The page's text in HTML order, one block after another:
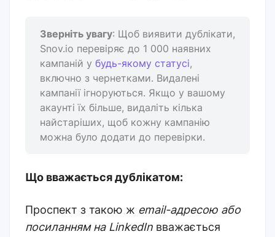
Зверніть увагу: Щоб виявити дублікати,
Snov.io перевіряє до 1 000 наявних
кампаній у будь-якому статусі,
включно з чернетками. Видалені
кампанії ігноруються. Якщо у вашому
акаунті їх більше, видаліть кілька
найстаріших, щоб кожну кампанію
можна було додати до перевірки.
Що вважається дублікатом:
Проспект з такою ж email-адресою або
посиланням на LinkedIn вважається